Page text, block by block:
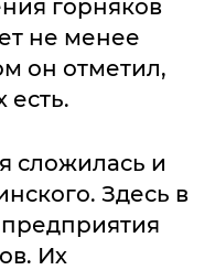
горняков
не менее
он отметил,
есть.
сложилась и
Здесь в
Их